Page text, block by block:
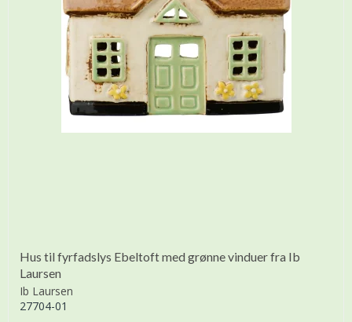
Hus til fyrfadslys Ebeltoft med grønne vinduer fra Ib
Laursen
Ib Laursen
27704-01